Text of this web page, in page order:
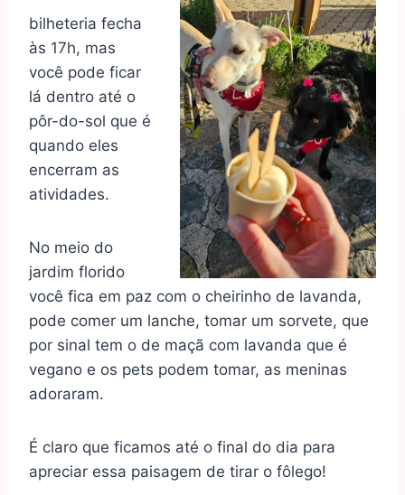
bilheteria fecha
às 17h, mas
você pode ficar
lá dentro até o
pôr-do-sol que é
quando eles
encerram as
atividades.
No meio do
jardim florido
você fica em paz com o cheirinho de lavanda,
pode comer um lanche, tomar um sorvete, que
por sinal tem o de maçã com lavanda que é
vegano e os pets podem tomar, as meninas
adoraram.
É claro que ficamos até o final do dia para
apreciar essa paisagem de tirar o fôlego!